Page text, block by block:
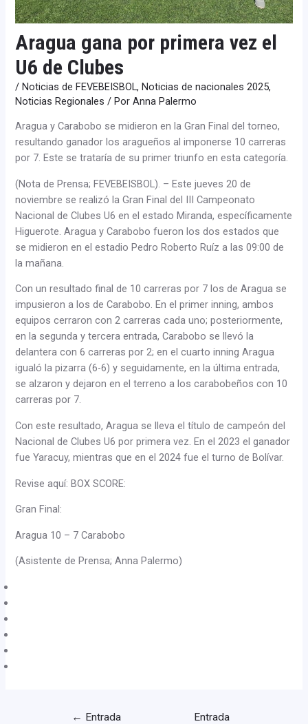
Aragua gana por primera vez el
U6 de Clubes
/Noticias de FEVEBEISBOL,Noticias de nacionales 2025,
Noticias Regionales / PorAnna Palermo
Aragua y Carabobo se midieron en la Gran Final del torneo,
resultando ganador los aragueños al imponerse 10 carreras
por 7. Este se trataría de su primer triunfo en esta categoría.
(Nota de Prensa; FEVEBEISBOL). – Este jueves 20 de
noviembre se realizó la Gran Final del III Campeonato
Nacional de Clubes U6 en el estado Miranda, específicamente
Higuerote. Aragua y Carabobo fueron los dos estados que
se midieron en el estadio Pedro Roberto Ruíz a las 09:00 de
la mañana.
Con un resultado final de 10 carreras por 7 los de Aragua se
impusieron a los de Carabobo. En el primer inning, ambos
equipos cerraron con 2 carreras cada uno; posteriormente,
en la segunda y tercera entrada, Carabobo se llevó la
delantera con 6 carreras por 2; en el cuarto inning Aragua
igualó la pizarra (6-6) y seguidamente, en la última entrada,
se alzaron y dejaron en el terreno a los carabobeños con 10
carreras por 7.
Con este resultado, Aragua se lleva el título de campeón del
Nacional de Clubes U6 por primera vez. En el 2023 el ganador
fue Yaracuy, mientras que en el 2024 fue el turno de Bolívar.
Revise aquí: BOX SCORE:
Gran Final:
Aragua 10 – 7 Carabobo
(Asistente de Prensa; Anna Palermo)
← Entrada
Entrada